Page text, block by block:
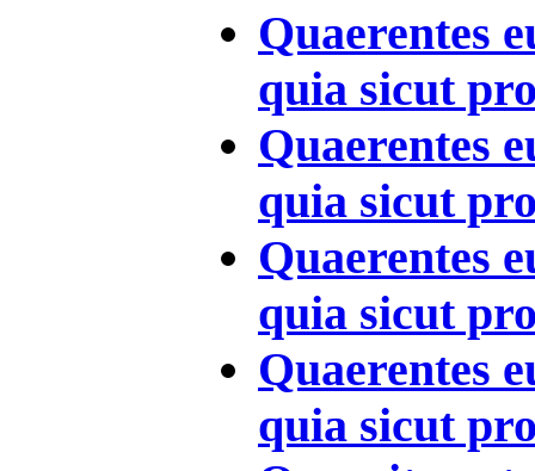
Quaerentes
quia sicut
Quaerentes
quia sicut
Quaerentes
quia sicut
Quaerentes
quia sicut